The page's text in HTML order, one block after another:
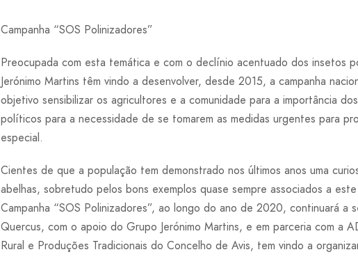
Campanha “SOS Polinizadores”
Preocupada com esta temática e com o declínio acentuado dos insetos
Jerónimo Martins têm vindo a desenvolver, desde 2015, a campanha
objetivo sensibilizar os agricultores e a comunidade para a importância
políticos para a necessidade de se tomarem as medidas urgentes para
especial.
Cientes de que a população tem demonstrado nos últimos anos uma
abelhas, sobretudo pelos bons exemplos quase sempre associados a
Campanha “SOS Polinizadores”, ao longo do ano de 2020, continuará a
Quercus, com o apoio do Grupo Jerónimo Martins, e em parceria com a
Rural e Produções Tradicionais do Concelho de Avis, tem vindo a